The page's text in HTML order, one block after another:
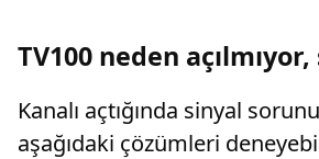
TV100 neden
Kanalı açtığında sinyal
aşağıdaki çözümleri